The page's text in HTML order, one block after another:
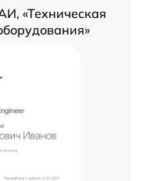
«Техническая